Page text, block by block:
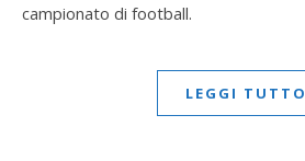
campionato di football.
LEGGI TUTTO